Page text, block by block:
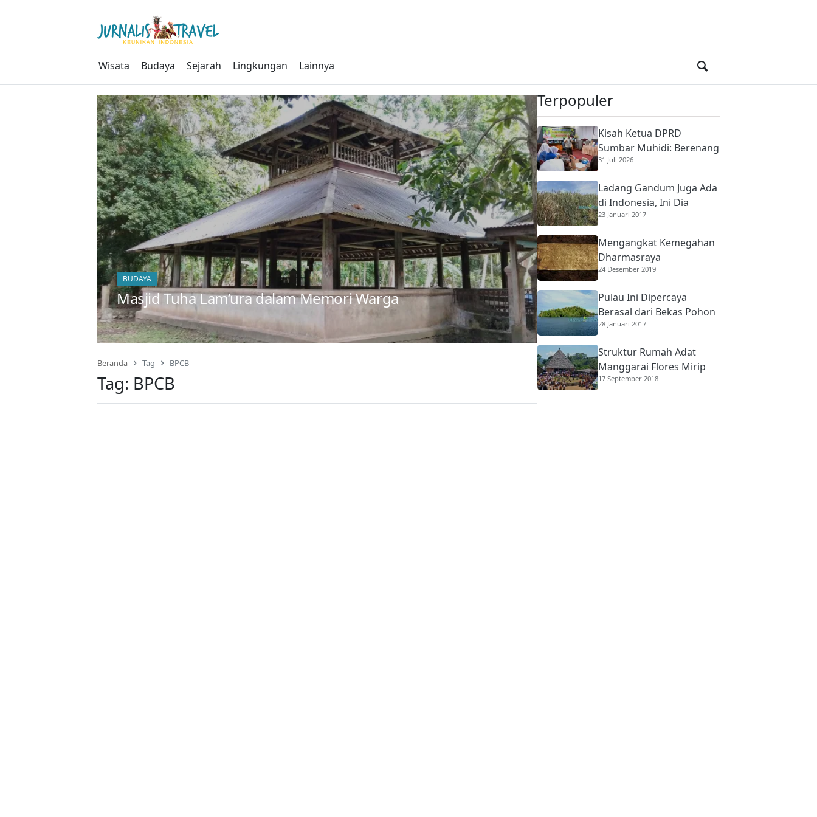
Wisata Budaya Sejarah Lingkungan Lainnya
BUDAYA
Masjid Tuha Lam’ura dalam Memori Warga
Beranda Tag BPCB
Tag: BPCB
Terpopuler
Kisah Ketua DPRD
Sumbar Muhidi: Berenang
di Sungai Berbuaya Demi
Orang Tua
31 Juli 2026
Ladang Gandum Juga Ada
di Indonesia, Ini Dia
23 Januari 2017
Mengangkat Kemegahan
Dharmasraya
24 Desember 2019
Pulau Ini Dipercaya
Berasal dari Bekas Pohon
Raksasa
28 Januari 2017
Struktur Rumah Adat
Manggarai Flores Mirip
Rumah Gadang
17 September 2018